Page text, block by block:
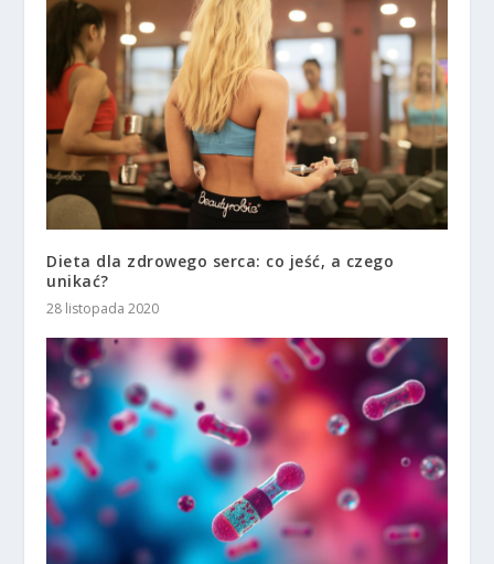
Dieta dla zdrowego serca: co jeść, a czego
unikać?
28 listopada 2020